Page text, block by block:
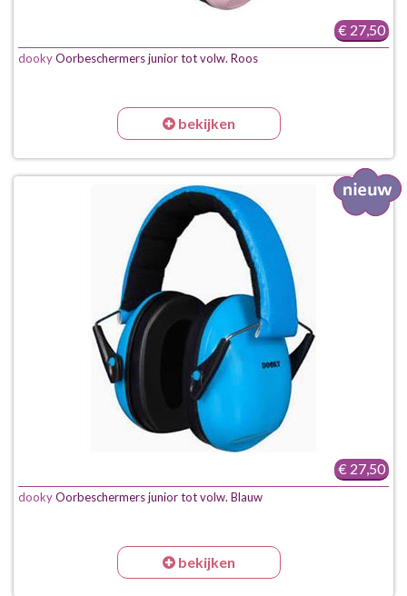
€ 27,50
dookyOorbeschermers junior tot volw. Roos
bekijken
€ 27,50
dookyOorbeschermers junior tot volw. Blauw
bekijken